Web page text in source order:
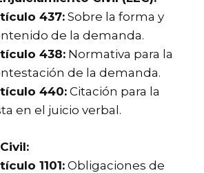
437: Sobre la forma y
de la demanda.
438: Normativa para la
de la demanda.
440: Citación para la
en el juicio verbal.
1101:Obligaciones de